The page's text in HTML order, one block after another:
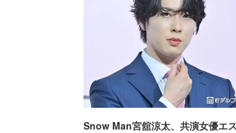
Snow Man宮舘涼太、共演女優エ